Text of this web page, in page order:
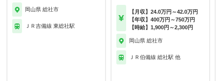
岡山県 総社市
ＪＲ吉備線 東総社駅
【月収】24.0万円～42.0万円
【年収】400万円～750万円
【時給】1,900円～2,300円
岡山県 総社市
ＪＲ伯備線 総社駅 他